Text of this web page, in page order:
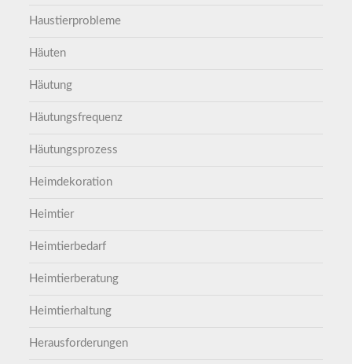
Haustierprobleme
Häuten
Häutung
Häutungsfrequenz
Häutungsprozess
Heimdekoration
Heimtier
Heimtierbedarf
Heimtierberatung
Heimtierhaltung
Herausforderungen